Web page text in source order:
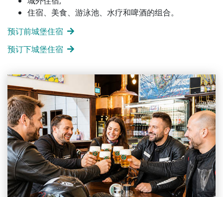
住宿、美食、游泳池、水疗和啤酒的组合。
预订前城堡住宿
预订下城堡住宿